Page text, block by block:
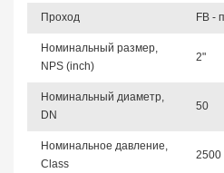
Проход FB -
Номинальный размер,
NPS (inch)
2"
Номинальный диаметр,
DN
50
Номинальное давление,
Class
2500